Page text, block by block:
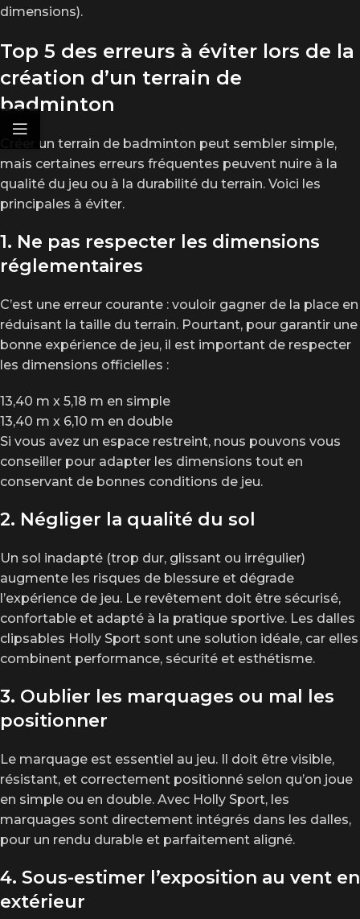
dimensions).
Top 5 des erreurs à éviter lors de la
création d’un terrain de
badminton
Créer un terrain de badminton peut sembler simple,
mais certaines erreurs fréquentes peuvent nuire à la
qualité du jeu ou à la durabilité du terrain. Voici les
principales à éviter.
1. Ne pas respecter les dimensions
réglementaires
C’est une erreur courante : vouloir gagner de la place en
réduisant la taille du terrain. Pourtant, pour garantir une
bonne expérience de jeu, il est important de respecter
les dimensions officielles :
13,40 m x 5,18 m en simple
13,40 m x 6,10 m en double
Si vous avez un espace restreint, nous pouvons vous
conseiller pour adapter les dimensions tout en
conservant de bonnes conditions de jeu.
2. Négliger la qualité du sol
Un sol inadapté (trop dur, glissant ou irrégulier)
augmente les risques de blessure et dégrade
l’expérience de jeu. Le revêtement doit être sécurisé,
confortable et adapté à la pratique sportive. Les dalles
clipsables Holly Sport sont une solution idéale, car elles
combinent performance, sécurité et esthétisme.
3. Oublier les marquages ou mal les
positionner
Le marquage est essentiel au jeu. Il doit être visible,
résistant, et correctement positionné selon qu’on joue
en simple ou en double. Avec Holly Sport, les
marquages sont directement intégrés dans les dalles,
pour un rendu durable et parfaitement aligné.
4. Sous-estimer l’exposition au vent en
extérieur